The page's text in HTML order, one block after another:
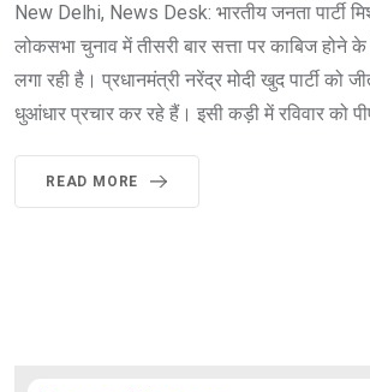
New Delhi, News Desk: भारतीय जनता पार्टी
लोकसभा चुनाव में तीसरी बार सत्ता पर काबिज होने के
लगा रही है। प्रधानमंत्री नरेंद्र मोदी खुद पार्टी को
धुआंधार प्रचार कर रहे हैं। इसी कड़ी में रविवार को
READ MORE